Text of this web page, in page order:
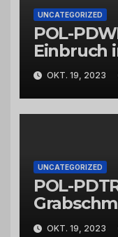
UNCATEGORIZED
POL-
Einbruch
Wittlich
OKT. 19, 2023
UNCATEGORIZED
POL-
OKT. 19, 2023